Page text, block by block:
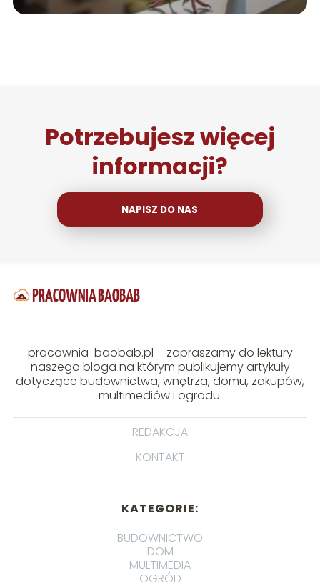
Potrzebujesz więcej
informacji?
NAPISZ DO NAS
pracownia-baobab.pl – zapraszamy do lektury
naszego bloga na którym publikujemy artykuły
dotyczące budownictwa, wnętrza, domu, zakupów,
multimediów i ogrodu.
REDAKCJA
KONTAKT
KATEGORIE:
BUDOWNICTWO
DOM
MULTIMEDIA
OGRÓD